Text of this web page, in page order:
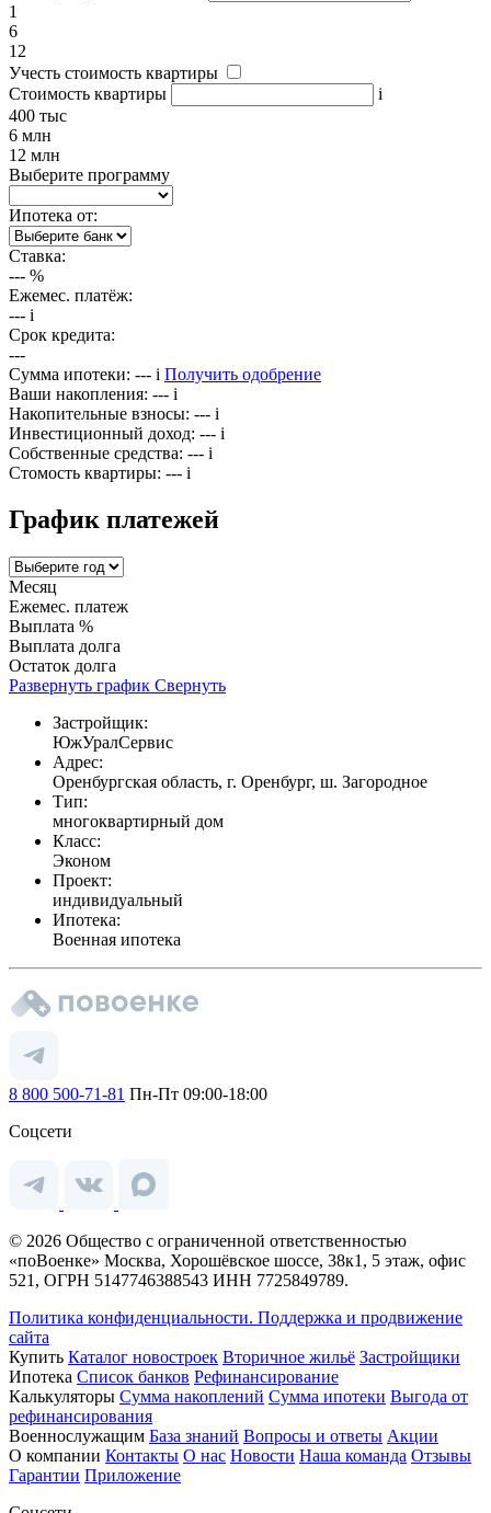
1
6
12
Учесть стоимость квартиры
Стоимость квартиры
i
400 тыс
6 млн
12 млн
Выберите программу
Ипотека от:
Ставка:
--- %
Ежемес. платёж:
--- i
Срок кредита:
---
Сумма ипотеки: --- i Получить одобрение
Ваши накопления: --- i
Накопительные взносы: --- i
Инвестиционный доход: --- i
Собственные средства: --- i
Стомость квартиры: --- i
График платежей
Месяц
Ежемес. платеж
Выплата %
Выплата долга
Остаток долга
Развернуть график Свернуть
Застройщик:
ЮжУралСервис
Адрес:
Оренбургская область, г. Оренбург, ш. Загородное
Тип:
многоквартирный дом
Класс:
Эконом
Проект:
индивидуальный
Ипотека:
Военная ипотека
8 800 500-71-81 Пн-Пт 09:00-18:00
Соцсети
© 2026 Общество с ограниченной ответственностью
«поВоенке» Москва, Хорошёвское шоссе, 38к1, 5 этаж, офис
521, ОГРН 5147746388543 ИНН 7725849789.
Политика конфиденциальности. Поддержка и продвижение
сайта
Купить Каталог новостроек Вторичное жильё Застройщики
Ипотека Список банков Рефинансирование
Калькуляторы Сумма накоплений Сумма ипотеки Выгода от
рефинансирования
Военнослужащим База знаний Вопросы и ответы Акции
О компании Контакты О нас Новости Наша команда Отзывы
Гарантии Приложение